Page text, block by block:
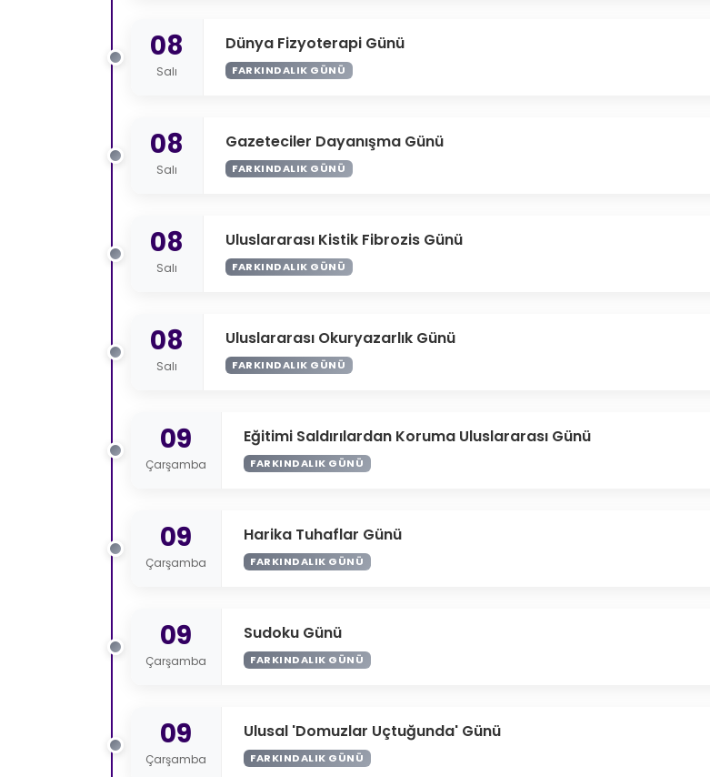
08
Salı
Dünya Fizyoterapi Günü
FARKINDALIK GÜNÜ
08
Salı
Gazeteciler Dayanışma Günü
FARKINDALIK GÜNÜ
08
Salı
Uluslararası Kistik Fibrozis Günü
FARKINDALIK GÜNÜ
08
Salı
Uluslararası Okuryazarlık Günü
FARKINDALIK GÜNÜ
09
Çarşamba
Eğitimi Saldırılardan Koruma Uluslararası Günü
FARKINDALIK GÜNÜ
09
Çarşamba
Harika Tuhaflar Günü
FARKINDALIK GÜNÜ
09
Çarşamba
Sudoku Günü
FARKINDALIK GÜNÜ
09
Çarşamba
Ulusal 'Domuzlar Uçtuğunda' Günü
FARKINDALIK GÜNÜ